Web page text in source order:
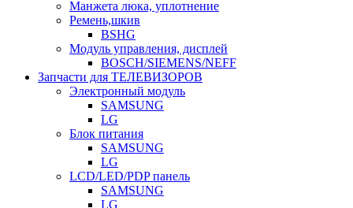
Манжета люка, уплотнение
Ремень,шкив
BSHG
Модуль управления, дисплей
BOSCH/SIEMENS/NEFF
Запчасти для ТЕЛЕВИЗОРОВ
Электронный модуль
SAMSUNG
LG
Блок питания
SAMSUNG
LG
LCD/LED/PDP панель
SAMSUNG
LG